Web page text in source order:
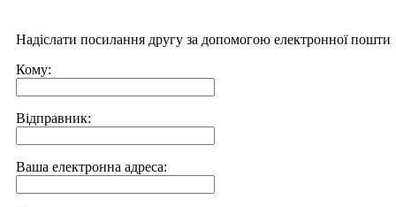
Надіслати посилання другу за допомогою електронної пошти
Кому:
Відправник:
Ваша електронна адреса: